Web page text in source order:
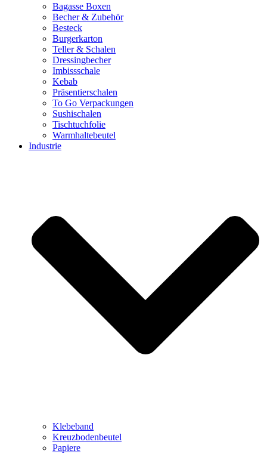
Bagasse Boxen
Becher & Zubehör
Besteck
Burgerkarton
Teller & Schalen
Dressingbecher
Imbissschale
Kebab
Präsentierschalen
To Go Verpackungen
Sushischalen
Tischtuchfolie
Warmhaltebeutel
Industrie
Klebeband
Kreuzbodenbeutel
Papiere